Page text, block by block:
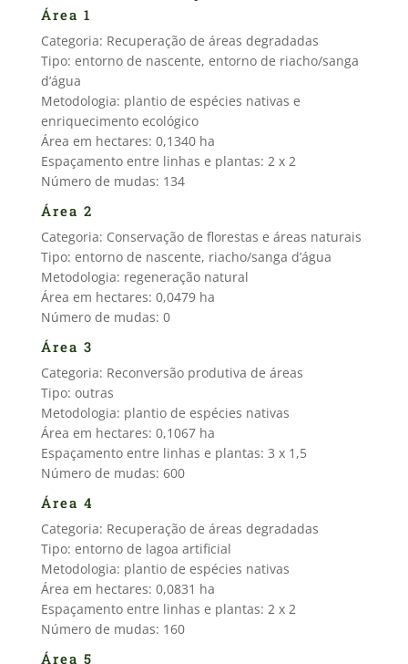
Área 1
Categoria: Recuperação de áreas degradadas
Tipo: entorno de nascente, entorno de riacho/sanga
d’água
Metodologia: plantio de espécies nativas e
enriquecimento ecológico
Área em hectares: 0,1340 ha
Espaçamento entre linhas e plantas: 2 x 2
Número de mudas: 134
Área 2
Categoria: Conservação de florestas e áreas naturais
Tipo: entorno de nascente, riacho/sanga d’água
Metodologia: regeneração natural
Área em hectares: 0,0479 ha
Número de mudas: 0
Área 3
Categoria: Reconversão produtiva de áreas
Tipo: outras
Metodologia: plantio de espécies nativas
Área em hectares: 0,1067 ha
Espaçamento entre linhas e plantas: 3 x 1,5
Número de mudas: 600
Área 4
Categoria: Recuperação de áreas degradadas
Tipo: entorno de lagoa artificial
Metodologia: plantio de espécies nativas
Área em hectares: 0,0831 ha
Espaçamento entre linhas e plantas: 2 x 2
Número de mudas: 160
Área 5